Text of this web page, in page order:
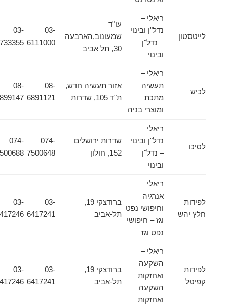
לייטסטון
ריאלי –
נדל"ן ובינוי
– נדל"ן
ובינוי
שמעונוב,הארבעה
6111000
6733355
לכיש
ריאלי –
תעשיה –
מתכת
ומוצרי בניה
אזור תעשיה חדש,
08-
6891121
6899147
לסיכו
ריאלי –
נדל"ן ובינוי
– נדל"ן
ובינוי
שדרות ירושלים
074-
7500648
074-
7500688
לפידות
חלץ יהש
ריאלי –
אנרגיה
וחיפושי נפט
וגז – חיפושי
נפט וגז
ברודצקי 19,
תל-אביב
6417241
6417246
לפידות
קפיטל
ריאלי –
השקעה
ואחזקות –
השקעה
ואחזקות
ברודצקי 19,
תל-אביב
6417241
6417246